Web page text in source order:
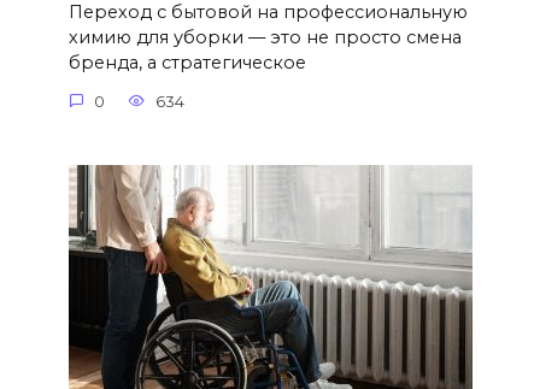
Переход с бытовой на профессиональную
химию для уборки — это не просто смена
бренда, а стратегическое
0 634